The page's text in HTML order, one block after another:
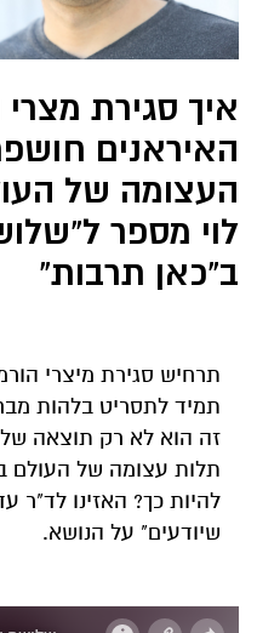
איך סגירת מצרי
האיראנים
העצומה של
לוי מספר
ב"כאן תרבות"
תרחיש סגירת מיצרי
תמיד לתסריט בלהות
זה הוא לא רק תוצאה
תלות עצומה של העולם
להיות כך? האזינו לד"ר
שיודעים" על הנושא.